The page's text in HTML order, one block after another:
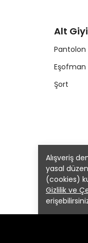
Alışveriş
yasal
(cookies)
Gizlilik ve
Alt
Pantolon
Eşofman
Şort